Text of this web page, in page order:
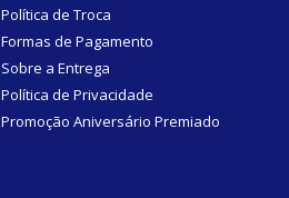
Política de Troca
Formas de Pagamento
Sobre a Entrega
Política de Privacidade
Promoção Aniversário Premiado